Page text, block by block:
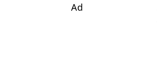
Ad